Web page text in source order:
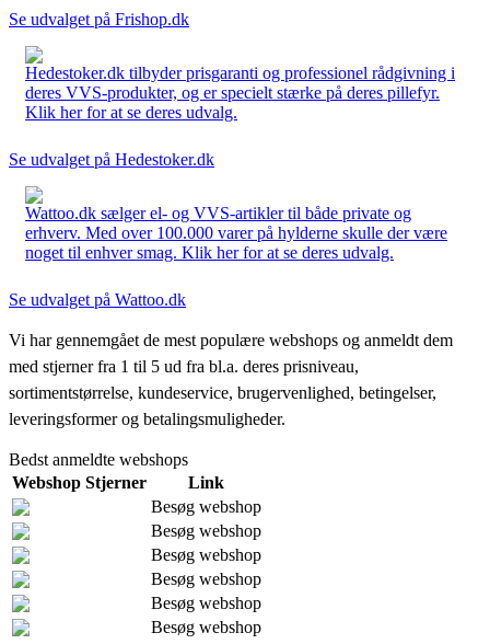
Se udvalget på Frishop.dk
Hedestoker.dk tilbyder prisgaranti og professionel rådgivning i
deres VVS-produkter, og er specielt stærke på deres pillefyr.
Klik her for at se deres udvalg.
Se udvalget på Hedestoker.dk
Wattoo.dk sælger el- og VVS-artikler til både private og
erhverv. Med over 100.000 varer på hylderne skulle der være
noget til enhver smag. Klik her for at se deres udvalg.
Se udvalget på Wattoo.dk
Vi har gennemgået de mest populære webshops og anmeldt dem
med stjerner fra 1 til 5 ud fra bl.a. deres prisniveau,
sortimentstørrelse, kundeservice, brugervenlighed, betingelser,
leveringsformer og betalingsmuligheder.
Bedst anmeldte webshops
Webshop Stjerner
Link
Besøg webshop
Besøg webshop
Besøg webshop
Besøg webshop
Besøg webshop
Besøg webshop